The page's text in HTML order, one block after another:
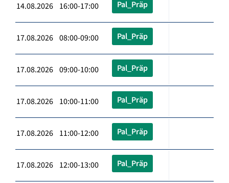
14.08.2026 16:00-17:00 Pal_Präp
17.08.2026 08:00-09:00 Pal_Präp
17.08.2026 09:00-10:00 Pal_Präp
17.08.2026 10:00-11:00 Pal_Präp
17.08.2026 11:00-12:00 Pal_Präp
17.08.2026 12:00-13:00 Pal_Präp